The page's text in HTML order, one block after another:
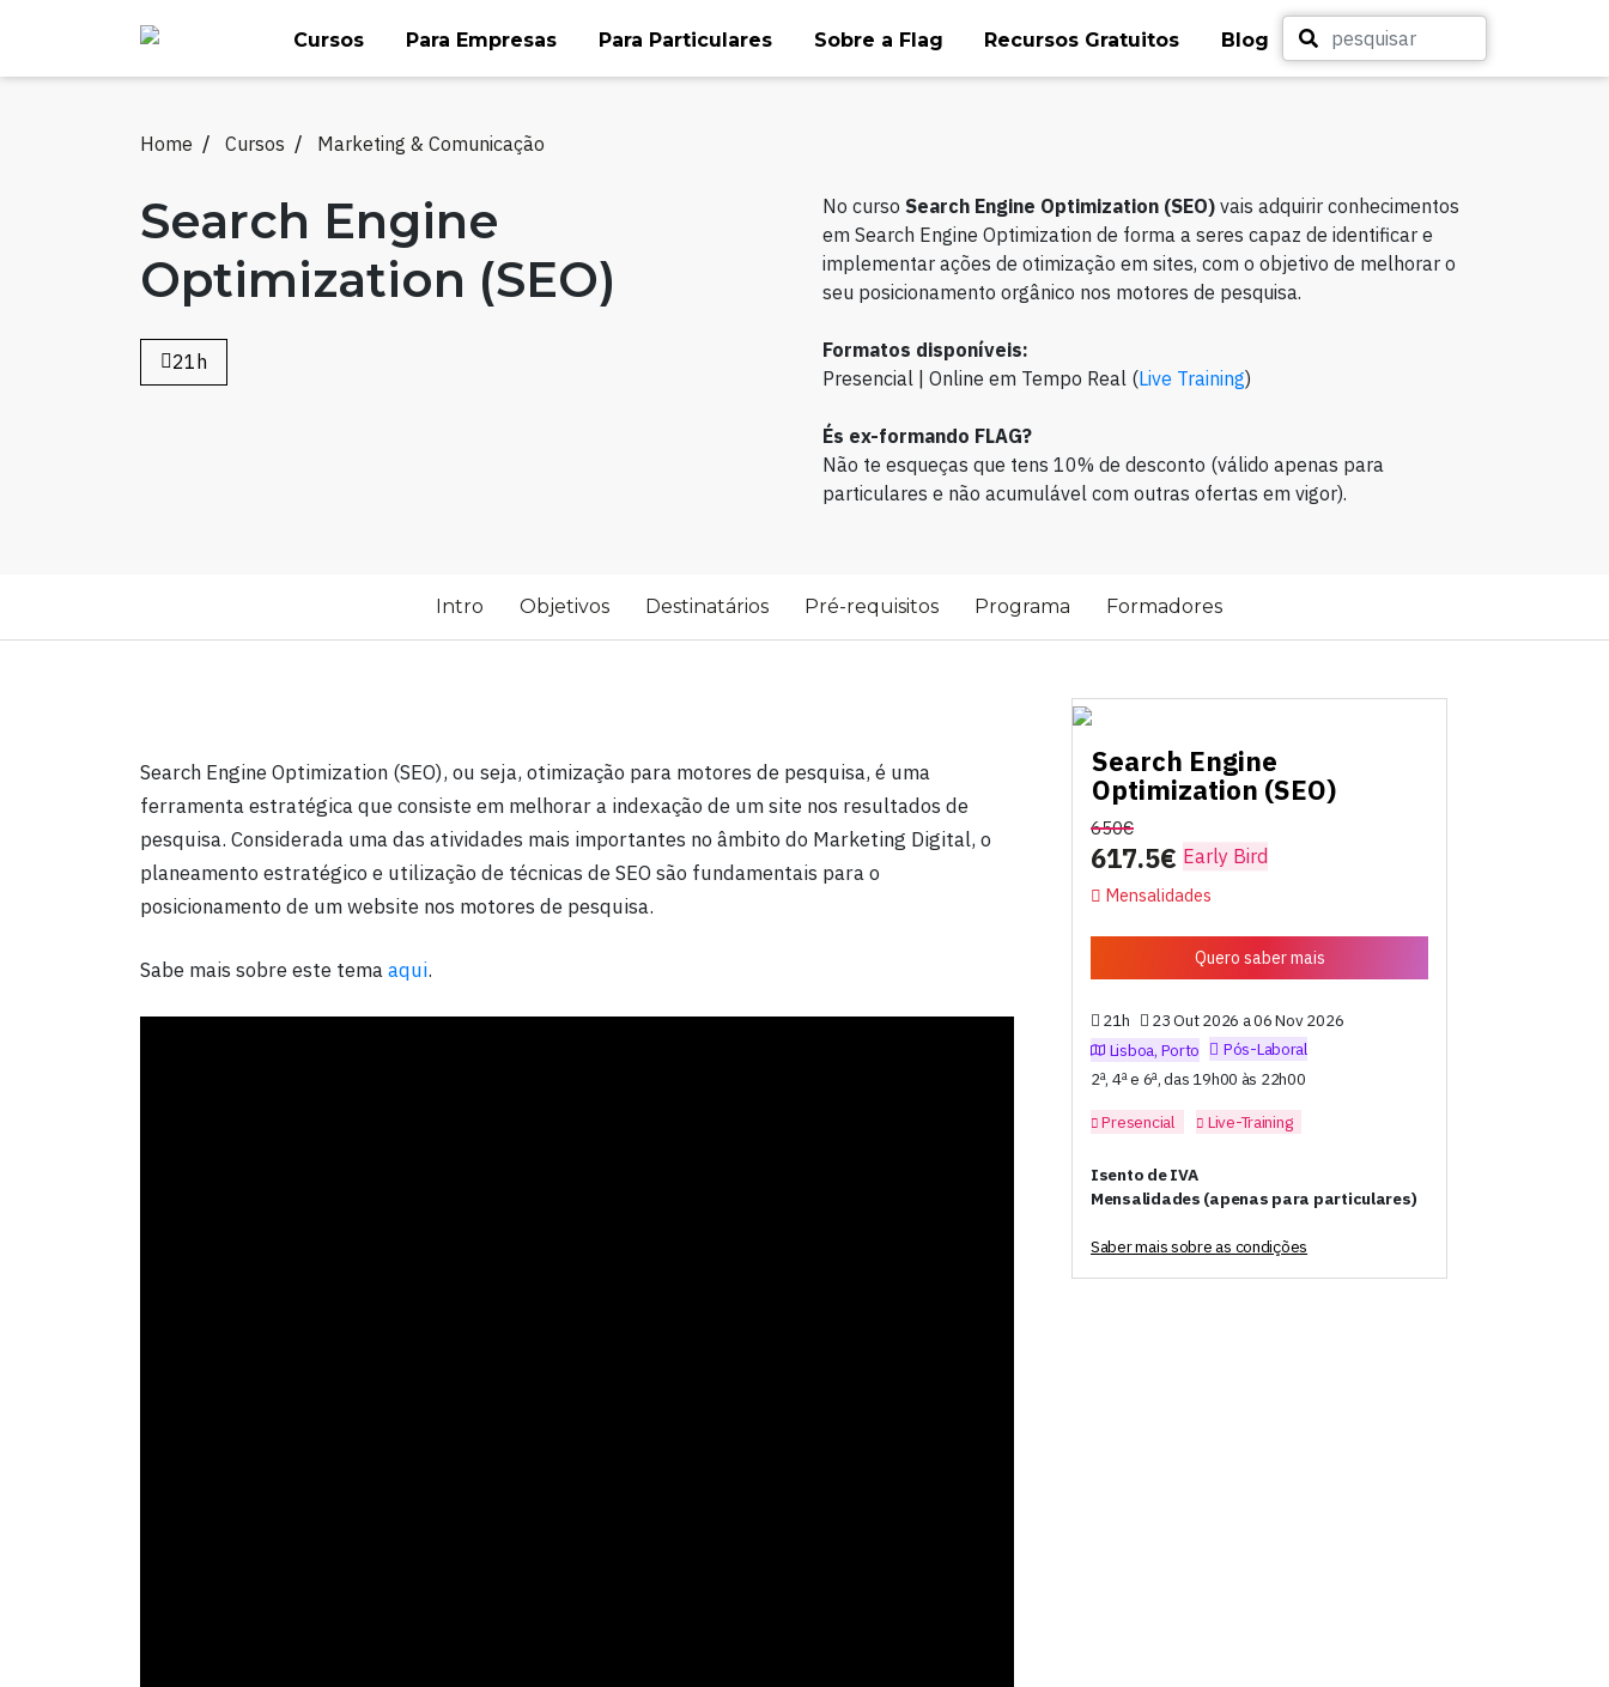
content
Cursos Para Empresas Para Particulares Sobre a Flag Recursos Gratuitos Blog
Home Cursos Marketing & Comunicação
Search Engine
Optimization (SEO)
21h
No curso Search Engine Optimization (SEO) vais adquirir conhecimentos
em Search Engine Optimization de forma a seres capaz de identificar e
implementar ações de otimização em sites, com o objetivo de melhorar o
seu posicionamento orgânico nos motores de pesquisa.
Formatos disponíveis:
Presencial | Online em Tempo Real (Live Training)
És ex-formando FLAG?
Não te esqueças que tens 10% de desconto (válido apenas para
particulares e não acumulável com outras ofertas em vigor).
Intro Objetivos Destinatários Pré-requisitos Programa Formadores
Search Engine Optimization (SEO), ou seja, otimização para motores de pesquisa, é uma
ferramenta estratégica que consiste em melhorar a indexação de um site nos resultados de
pesquisa. Considerada uma das atividades mais importantes no âmbito do Marketing Digital, o
planeamento estratégico e utilização de técnicas de SEO são fundamentais para o
posicionamento de um website nos motores de pesquisa.
Sabe mais sobre este temaaqui.
Search Engine
Optimization (SEO)
650€
617.5€ Early Bird
Mensalidades
Quero saber mais
21h
23 Out 2026 a 06 Nov 2026
Lisboa, Porto
Pós-Laboral
2ª, 4ª e 6ª, das 19h00 às 22h00
Presencial
Live-Training
Isento de IVA
Mensalidades (apenas para particulares)
Saber mais sobre as condições